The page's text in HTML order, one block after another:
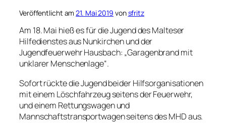
Veröffentlicht am21. Mai 2019 vonsfritz
Am 18. Mai hieß es für die Jugend des Malteser
Hilfedienstes aus Nunkirchen und der
Jugendfeuerwehr Hausbach: „Garagenbrand mit
unklarer Menschenlage“.
Sofort rückte die Jugend beider Hilfsorganisationen
mit einem Löschfahrzeug seitens der Feuerwehr,
und einem Rettungswagen und
Mannschaftstransportwagen seitens des MHD aus.